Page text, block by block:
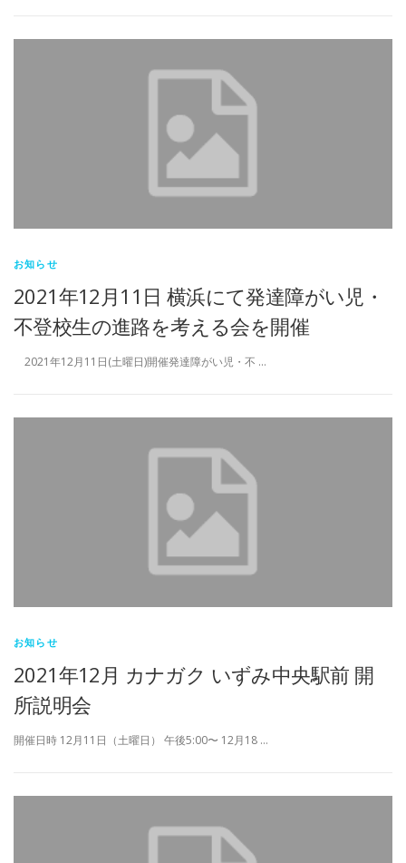
お知らせ
2021年12月11日 横浜にて発達障がい児・
不登校生の進路を考える会を開催
2021年12月11日(土曜日)開催発達障がい児・不 …
お知らせ
2021年12月 カナガク いずみ中央駅前 開
所説明会
開催日時 12月11日（土曜日） 午後5:00〜 12月18 …